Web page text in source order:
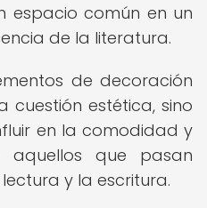
espacio común en un
de la literatura.
de decoración
cuestión estética, sino
en la comodidad y
que pasan
y la escritura.